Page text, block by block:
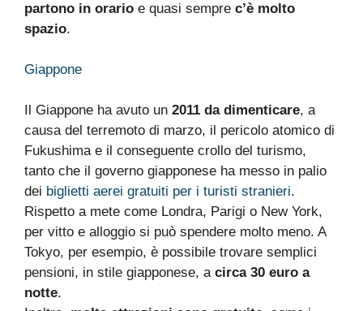
partono in orario e quasi sempre c’è molto
spazio.
Giappone
Il Giappone ha avuto un 2011 da dimenticare, a
causa del terremoto di marzo, il pericolo atomico di
Fukushima e il conseguente crollo del turismo,
tanto che il governo giapponese ha messo in palio
dei biglietti aerei gratuiti per i turisti stranieri.
Rispetto a mete come Londra, Parigi o New York,
per vitto e alloggio si può spendere molto meno. A
Tokyo, per esempio, è possibile trovare semplici
pensioni, in stile giapponese, a circa 30 euro a
notte.